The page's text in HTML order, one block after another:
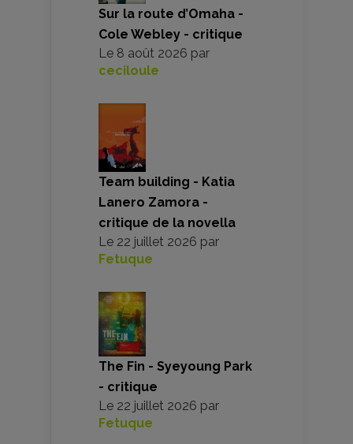
Sur la route d’Omaha -
Cole Webley - critique
Le 8 août 2026 par
ceciloule
Team building - Katia
Lanero Zamora -
critique de la novella
Le 22 juillet 2026 par
Fetuque
The Fin - Syeyoung Park
- critique
Le 22 juillet 2026 par
Fetuque